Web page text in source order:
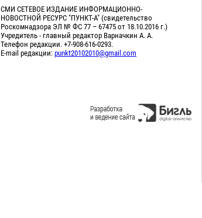
СМИ СЕТЕВОЕ ИЗДАНИЕ ИНФОРМАЦИОННО-
НОВОСТНОЙ РЕСУРС "ПУНКТ-А" (свидетельство
Роскомнадзора ЭЛ № ФС 77 – 67475 от 18.10.2016 г.)
Учредитель - главный редактор Варначкин А. А.
Телефон редакции. +7-908-616-0293.
E-mail редакции: punkt20102010@gmail.com